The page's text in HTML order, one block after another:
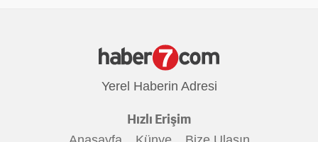
Yerel Haberin Adresi
Hızlı Erişim